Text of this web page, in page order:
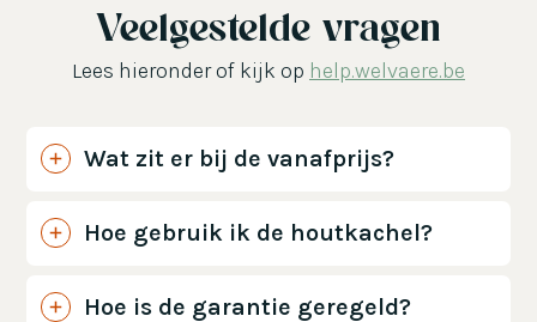
Veelgestelde vragen
Lees hieronder of kijk op help.welvaere.be
Wat zit er bij de vanafprijs?
Hoe gebruik ik de houtkachel?
Hoe is de garantie geregeld?